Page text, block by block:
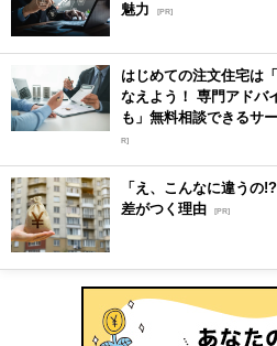
魅力
[PR]
はじめての注文住宅は
なえよう！ 専門アドバ
も」無料相談できるサ
R]
「え、こんなに違うの
差がつく理由 [PR]